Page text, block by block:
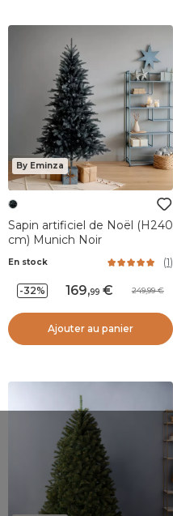
By Eminza
Sapin artificiel de Noël (H240
cm) Munich Noir
En stock (1)
-32% 169,99 249,99
Ajouter au panier